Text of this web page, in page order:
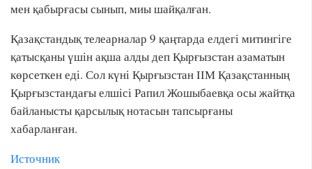
мен қабырғасы сынып, миы шайқалған.
Қазақстандық телеарналар 9 қаңтарда елдегі митингіге
қатысқаны үшін ақша алды деп Қырғызстан азаматын
көрсеткен еді. Сол күні Қырғызстан ІІМ Қазақстанның
Қырғызстандағы елшісі Рапил Жошыбаевқа осы жайтқа
байланысты қарсылық нотасын тапсырғаны
хабарланған.
Источник